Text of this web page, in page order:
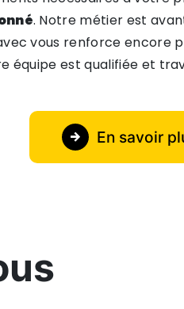
. Notre métier est
vous renforce encore
équipe est qualifiée et
En savoir